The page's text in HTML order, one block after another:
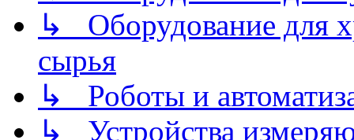
↳ Оборудование для
сырья
↳ Роботы и
↳ Устройства